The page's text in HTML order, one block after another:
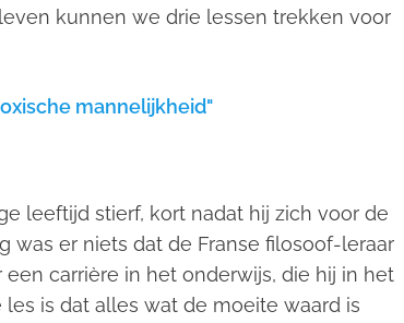
kunnen we drie lessen trekken voor
mannelijkheid"
leeftijd stierf, kort nadat hij zich voor de
was er niets dat de Franse filosoof-leraar
carrière in het onderwijs, die hij in het
is dat alles wat de moeite waard is